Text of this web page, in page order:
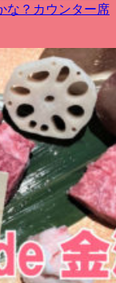
な？カウンター席